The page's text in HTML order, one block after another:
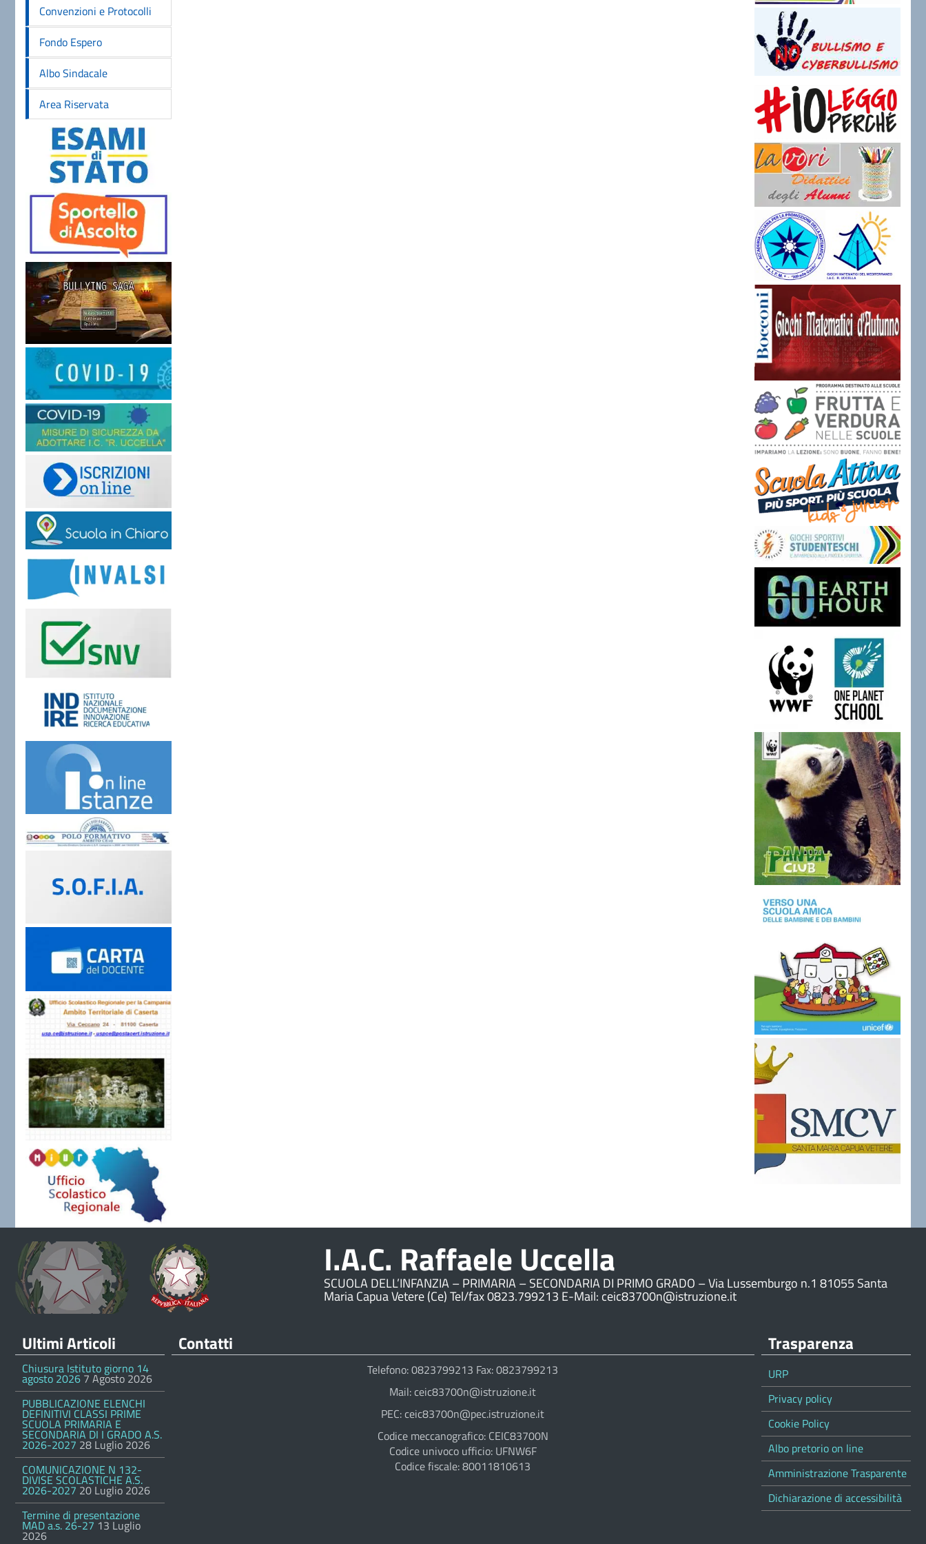
Convenzioni e Protocolli
Fondo Espero
Albo Sindacale
Area Riservata
I.A.C. Raffaele Uccella
SCUOLA DELL’INFANZIA – PRIMARIA – SECONDARIA DI PRIMO GRADO – Via Lussemburgo n.1 81055 Santa
Maria Capua Vetere (Ce) Tel/fax 0823.799213 E-Mail: ceic83700n@istruzione.it
Ultimi Articoli
Chiusura Istituto giorno 14
agosto 2026 7 Agosto 2026
PUBBLICAZIONE ELENCHI
DEFINITIVI CLASSI PRIME
SCUOLA PRIMARIA E
SECONDARIA DI I GRADO A.S.
2026-2027 28 Luglio 2026
COMUNICAZIONE N 132-
DIVISE SCOLASTICHE A.S.
2026-2027 20 Luglio 2026
Termine di presentazione
MAD a.s. 26-27 13 Luglio
2026
Contatti
Telefono: 0823799213 Fax: 0823799213
Mail: ceic83700n@istruzione.it
PEC: ceic83700n@pec.istruzione.it
Codice meccanografico: CEIC83700N
Codice univoco ufficio: UFNW6F
Codice fiscale: 80011810613
Trasparenza
URP
Privacy policy
Cookie Policy
Albo pretorio on line
Amministrazione Trasparente
Dichiarazione di accessibilità